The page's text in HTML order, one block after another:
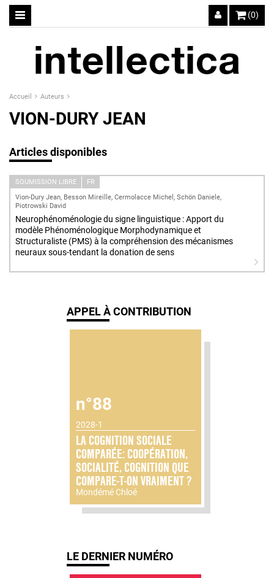
(0)
Accueil Auteurs
VION-DURY JEAN
Articles disponibles
SOUMISSION LIBRE
FR
Vion-Dury Jean, Besson Mireille, Cermolacce Michel, Schön Daniele,
Piotrowski David
Neurophénoménologie du signe linguistique : Apport du
modèle Phénoménologique Morphodynamique et
Structuraliste (PMS) à la compréhension des mécanismes
neuraux sous-tendant la donation de sens
APPEL À CONTRIBUTION
n°88
2028-1
LA COGNITION SOCIALE
COMPARÉE: COOPÉRATION,
SOCIALITÉ, COGNITION QUE
COMPARE-T-ON VRAIMENT ?
Mondémé Chloé
LE DERNIER NUMÉRO